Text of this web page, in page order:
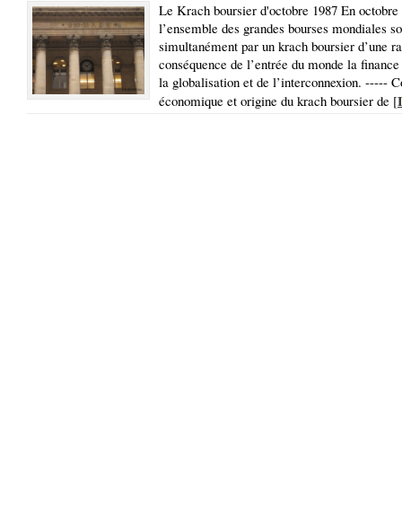
Le Krach boursier d'octobre 1987 En octobre
l’ensemble des grandes bourses mondiales
simultanément par un krach boursier d’une
conséquence de l’entrée du monde la
la globalisation et de l’interconnexion. -----
économique et origine du krach boursier de [